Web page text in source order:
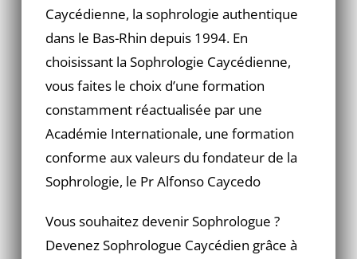
Caycédienne, la sophrologie authentique
dans le Bas-Rhin depuis 1994. En
choisissant la Sophrologie Caycédienne,
vous faites le choix d’une formation
constamment réactualisée par une
Académie Internationale, une formation
conforme aux valeurs du fondateur de la
Sophrologie, le Pr Alfonso Caycedo
Vous souhaitez devenir Sophrologue ?
Devenez Sophrologue Caycédien grâce à